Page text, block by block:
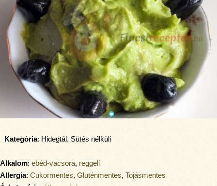
Kategória: Hidegtál, Sütés nélküli
Alkalom: ebéd-vacsora, reggeli
Allergia: Cukormentes, Gluténmentes, Tojásmentes